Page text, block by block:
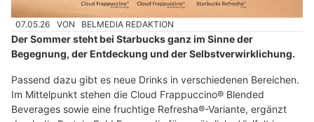
07.05.26 VON BELMEDIA REDAKTION
Der Sommer steht bei Starbucks ganz im Sinne der
Begegnung, der Entdeckung und der Selbstverwirklichung.
Passend dazu gibt es neue Drinks in verschiedenen Bereichen.
Im Mittelpunkt stehen die Cloud Frappuccino® Blended
Beverages sowie eine fruchtige Refresha®-Variante, ergänzt